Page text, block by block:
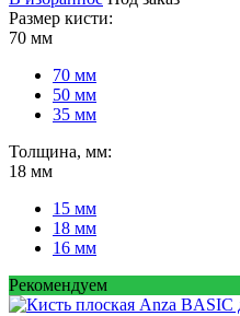
Размер кисти:
70 мм
70 мм
50 мм
35 мм
Толщина, мм:
18 мм
15 мм
18 мм
16 мм
Рекомендуем